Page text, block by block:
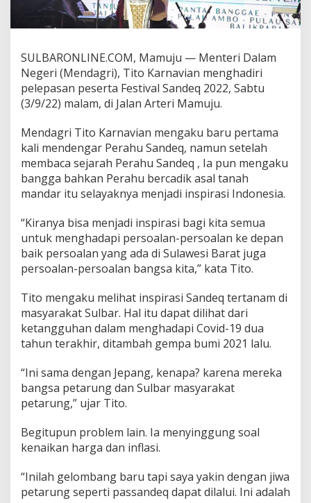
a
r
M
e
n
j
a
i
I
n
s
p
i
a
s
i
M
e
g
h
a
d
a
P
e
r
o
a
n
B
SULBARONLINE.COM, Mamuju — Menteri Dalam
Negeri (Mendagri), Tito Karnavian menghadiri
pelepasan peserta Festival Sandeq 2022, Sabtu
(3/9/22) malam, di Jalan Arteri Mamuju.
Mendagri Tito Karnavian mengaku baru pertama
kali mendengar Perahu Sandeq, namun setelah
membaca sejarah Perahu Sandeq , Ia pun mengaku
bangga bahkan Perahu bercadik asal tanah
mandar itu selayaknya menjadi inspirasi Indonesia.
“Kiranya bisa menjadi inspirasi bagi kita semua
untuk menghadapi persoalan-persoalan ke depan
baik persoalan yang ada di Sulawesi Barat juga
persoalan-persoalan bangsa kita,” kata Tito.
Tito mengaku melihat inspirasi Sandeq tertanam di
masyarakat Sulbar. Hal itu dapat dilihat dari
ketangguhan dalam menghadapi Covid-19 dua
tahun terakhir, ditambah gempa bumi 2021 lalu.
“Ini sama dengan Jepang, kenapa? karena mereka
bangsa petarung dan Sulbar masyarakat
petarung,” ujar Tito.
Begitupun problem lain. Ia menyinggung soal
kenaikan harga dan inflasi.
“Inilah gelombang baru tapi saya yakin dengan jiwa
petarung seperti passandeq dapat dilalui. Ini adalah